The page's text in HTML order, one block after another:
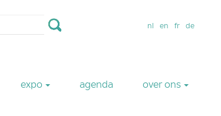
nl en fr de
expo agenda over ons